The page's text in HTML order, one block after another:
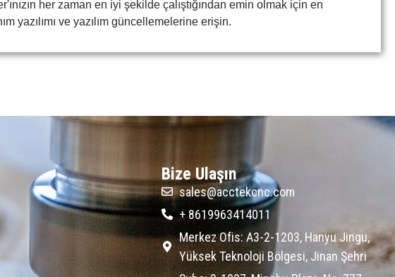
her zaman en iyi şekilde çalıştığından emin olmak için en
yazılımı ve yazılım güncellemelerine erişin.
Bize Ulaşın
sales@acctekcnc.com
+ 8619963414011
Merkez Ofis: A3-2-1203, Hanyu Jingu,
Yüksek Teknoloji Bölgesi, Jinan Şehri